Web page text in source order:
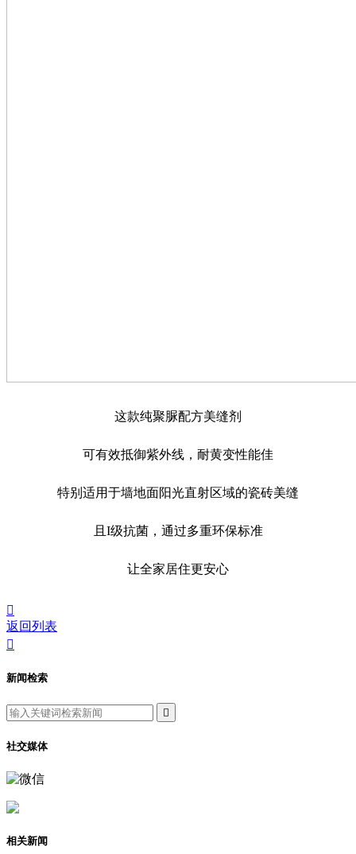
这款纯聚脲配方美缝剂
可有效抵御紫外线，耐黄变性能佳
特别适用于墙地面阳光直射区域的瓷砖美缝
且I级抗菌，通过多重环保标准
让全家居住更安心

返回列表

新闻检索

社交媒体
相关新闻